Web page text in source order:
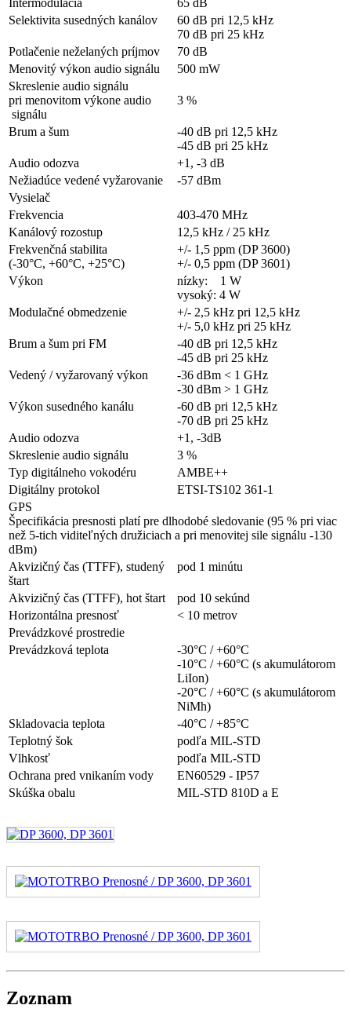
Intermodulácia
65 dB
Selektivita susedných kanálov
60 dB pri 12,5 kHz
70 dB pri 25 kHz
Potlačenie neželaných príjmov
70 dB
Menovitý výkon audio signálu
500 mW
Skreslenie audio signálu
pri menovitom výkone audio
signálu
3 %
Brum a šum
-40 dB pri 12,5 kHz
-45 dB pri 25 kHz
Audio odozva
+1, -3 dB
Nežiadúce vedené vyžarovanie
-57 dBm
Vysielač
Frekvencia
403-470 MHz
Kanálový rozostup
12,5 kHz / 25 kHz
Frekvenčná stabilita
(-30°C, +60°C, +25°C)
+/- 1,5 ppm (DP 3600)
+/- 0,5 ppm (DP 3601)
Výkon
nízky: 1 W
vysoký: 4 W
Modulačné obmedzenie
+/- 2,5 kHz pri 12,5 kHz
+/- 5,0 kHz pri 25 kHz
Brum a šum pri FM
-40 dB pri 12,5 kHz
-45 dB pri 25 kHz
Vedený / vyžarovaný výkon
-36 dBm < 1 GHz
-30 dBm > 1 GHz
Výkon susedného kanálu
-60 dB pri 12,5 kHz
-70 dB pri 25 kHz
Audio odozva
+1, -3dB
Skreslenie audio signálu
3 %
Typ digitálneho vokodéru
AMBE++
Digitálny protokol
ETSI-TS102 361-1
GPS
Špecifikácia presnosti platí pre dlhodobé sledovanie (95 % pri viac
než 5-tich viditeľných družiciach a pri menovitej sile signálu -130
dBm)
Akvizičný čas (TTFF), studený
štart
pod 1 minútu
Akvizičný čas (TTFF), hot štart
pod 10 sekúnd
Horizontálna presnosť
< 10 metrov
Prevádzkové prostredie
Prevádzková teplota
-30°C / +60°C
-10°C / +60°C (s akumulátorom
LiIon)
-20°C / +60°C (s akumulátorom
NiMh)
Skladovacia teplota
-40°C / +85°C
Teplotný šok
podľa MIL-STD
Vlhkosť
podľa MIL-STD
Ochrana pred vnikaním vody
EN60529 - IP57
Skúška obalu
MIL-STD 810D a E
Zoznam